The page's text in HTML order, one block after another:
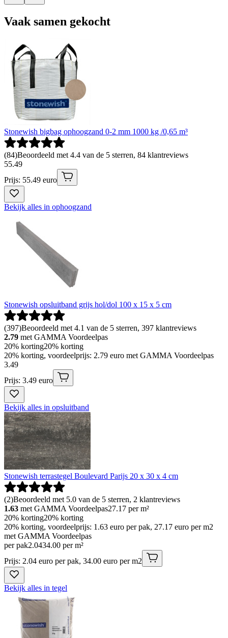
Vaak samen gekocht
Stonewish bigbag ophoogzand 0-2 mm 1000 kg /0,65 m³
(84)Beoordeeld met 4.4 van de 5 sterren, 84 klantreviews
55.49
Prijs: 55.49 euro
Bekijk alles in ophoogzand
Stonewish opsluitband grijs hol/dol 100 x 15 x 5 cm
(397)Beoordeeld met 4.1 van de 5 sterren, 397 klantreviews
2.79 met GAMMA Voordeelpas
20% korting20% korting
20% korting, voordeelprijs: 2.79 euro met GAMMA Voordeelpas
3.49
Prijs: 3.49 euro
Bekijk alles in opsluitband
Stonewish terrastegel Boulevard Parijs 20 x 30 x 4 cm
(2)Beoordeeld met 5.0 van de 5 sterren, 2 klantreviews
1.63 met GAMMA Voordeelpas27.17 per m²
20% korting20% korting
20% korting, voordeelprijs: 1.63 euro per pak, 27.17 euro per m2
met GAMMA Voordeelpas
per pak2.0434.00 per m²
Prijs: 2.04 euro per pak, 34.00 euro per m2
Bekijk alles in tegel